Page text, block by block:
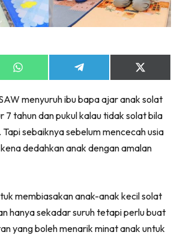
Share
on
Share
on
Share
on
(Twitter)
menyuruh ibu bapa ajar anak solat
7 tahun dan pukul kalau tidak solat bila
Tapi sebaiknya sebelum mencecah usia
dedahkan anak dengan amalan
membiasakan anak-anak kecil solat
hanya sekadar suruh tetapi perlu buat
yang boleh menarik minat anak untuk